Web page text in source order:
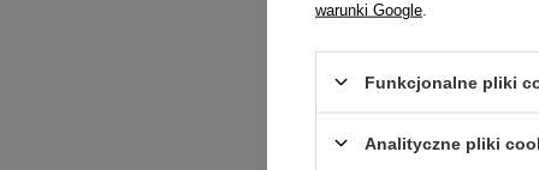
o dużej
kontrolkę
temperatury
warunki Google
Funkcjonalne pliki
Analityczne pliki